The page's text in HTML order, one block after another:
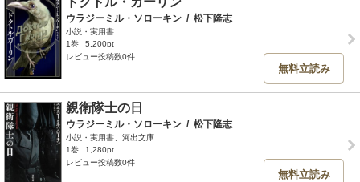
ウラジーミル・ソローキン / 松下隆志
小説・実用書
1巻
5,200pt
レビュー投稿数0件
無料立読み
親衛隊士の日
ウラジーミル・ソローキン / 松下隆志
小説・実用書、河出文庫
1巻
1,280pt
レビュー投稿数0件
無料立読み